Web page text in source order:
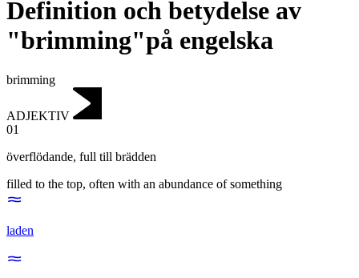
Definition och betydelse av
"brimming"på engelska
brimming
ADJEKTIV
01
överflödande, full till brädden
filled to the top, often with an abundance of something
laden